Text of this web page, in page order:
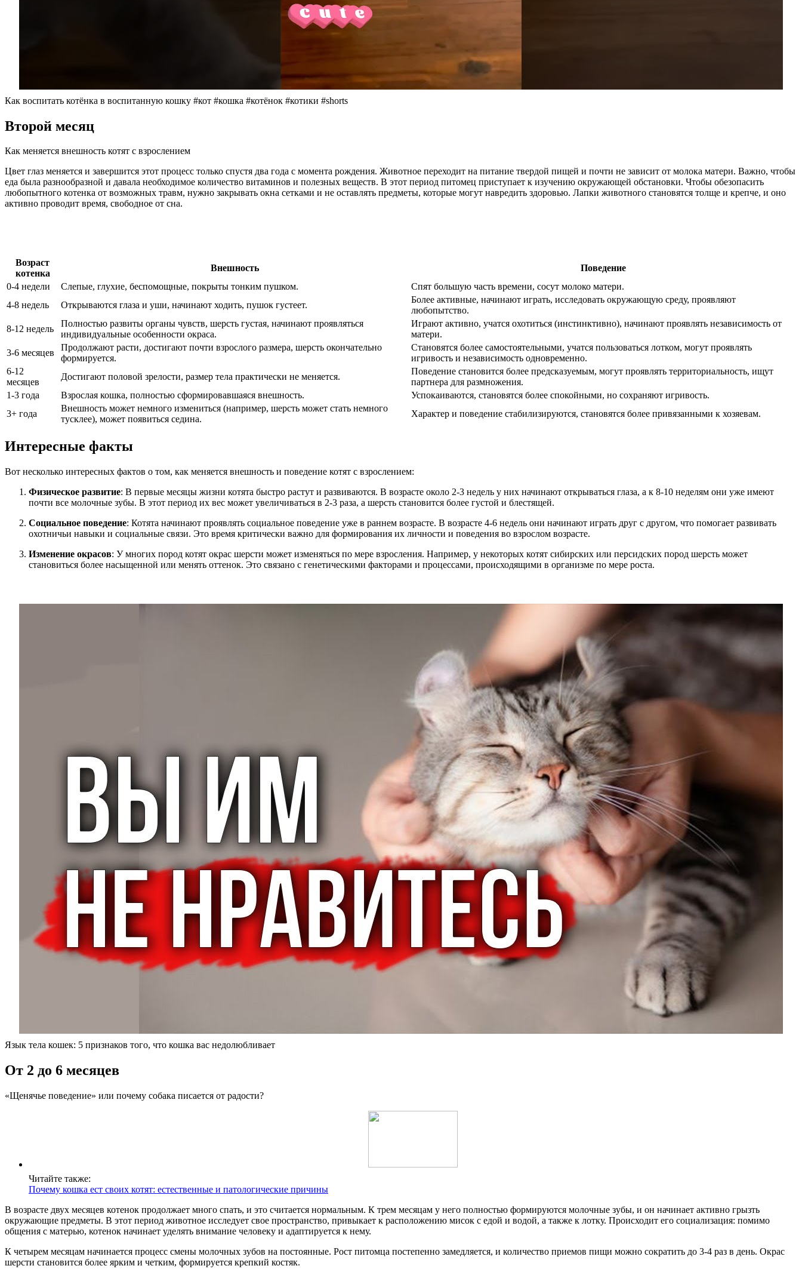
Как воспитать котёнка в воспитанную кошку #кот #кошка #котёнок #котики #shorts
Второй месяц
Как меняется внешность котят с взрослением
Цвет глаз меняется и завершится этот процесс только спустя два года с момента рождения. Животное переходит на питание твердой пищей и почти не зависит от молока матери. Важно, чтобы
еда была разнообразной и давала необходимое количество витаминов и полезных веществ. В этот период питомец приступает к изучению окружающей обстановки. Чтобы обезопасить
любопытного котенка от возможных травм, нужно закрывать окна сетками и не оставлять предметы, которые могут навредить здоровью. Лапки животного становятся толще и крепче, и оно
активно проводит время, свободное от сна.
Возраст
котенка
Внешность
Поведение
0-4 недели
Слепые, глухие, беспомощные, покрыты тонким пушком.
Спят большую часть времени, сосут молоко матери.
4-8 недель
Открываются глаза и уши, начинают ходить, пушок густеет.
Более активные, начинают играть, исследовать окружающую среду, проявляют
любопытство.
8-12 недель
Полностью развиты органы чувств, шерсть густая, начинают проявляться
индивидуальные особенности окраса.
Играют активно, учатся охотиться (инстинктивно), начинают проявлять независимость от
матери.
3-6 месяцев
Продолжают расти, достигают почти взрослого размера, шерсть окончательно
формируется.
Становятся более самостоятельными, учатся пользоваться лотком, могут проявлять
игривость и независимость одновременно.
6-12
месяцев
Достигают половой зрелости, размер тела практически не меняется.
Поведение становится более предсказуемым, могут проявлять территориальность, ищут
партнера для размножения.
1-3 года
Взрослая кошка, полностью сформировавшаяся внешность.
Успокаиваются, становятся более спокойными, но сохраняют игривость.
3+ года
Внешность может немного измениться (например, шерсть может стать немного
тусклее), может появиться седина.
Характер и поведение стабилизируются, становятся более привязанными к хозяевам.
Интересные факты
Вот несколько интересных фактов о том, как меняется внешность и поведение котят с взрослением:
Физическое развитие: В первые месяцы жизни котята быстро растут и развиваются. В возрасте около 2-3 недель у них начинают открываться глаза, а к 8-10 неделям они уже имеют
почти все молочные зубы. В этот период их вес может увеличиваться в 2-3 раза, а шерсть становится более густой и блестящей.
Социальное поведение: Котята начинают проявлять социальное поведение уже в раннем возрасте. В возрасте 4-6 недель они начинают играть друг с другом, что помогает развивать
охотничьи навыки и социальные связи. Это время критически важно для формирования их личности и поведения во взрослом возрасте.
Изменение окрасов: У многих пород котят окрас шерсти может изменяться по мере взросления. Например, у некоторых котят сибирских или персидских пород шерсть может
становиться более насыщенной или менять оттенок. Это связано с генетическими факторами и процессами, происходящими в организме по мере роста.
Язык тела кошек: 5 признаков того, что кошка вас недолюбливает
От 2 до 6 месяцев
«Щенячье поведение» или почему собака писается от радости?
Читайте также:
Почему кошка ест своих котят: естественные и патологические причины
В возрасте двух месяцев котенок продолжает много спать, и это считается нормальным. К трем месяцам у него полностью формируются молочные зубы, и он начинает активно грызть
окружающие предметы. В этот период животное исследует свое пространство, привыкает к расположению мисок с едой и водой, а также к лотку. Происходит его социализация: помимо
общения с матерью, котенок начинает уделять внимание человеку и адаптируется к нему.
К четырем месяцам начинается процесс смены молочных зубов на постоянные. Рост питомца постепенно замедляется, и количество приемов пищи можно сократить до 3-4 раз в день. Окрас
шерсти становится более ярким и четким, формируется крепкий костяк.